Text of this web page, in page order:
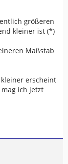
größeren
kleiner ist (*)
Maßstab
erscheint
ich jetzt